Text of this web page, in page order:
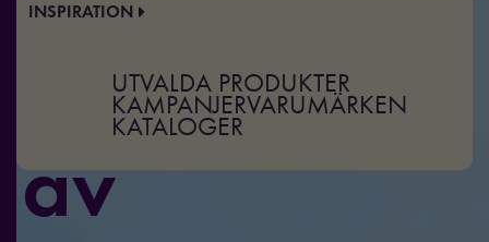
INSPIRATION
UTVALDA PRODUKTER
KAMPANJERVARUMÄRKEN
KATALOGER
Stort utbud
av